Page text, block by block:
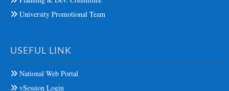
University Promotional Team
USEFUL LINK
National Web Portal
vSession Login